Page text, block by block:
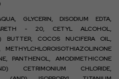
GLYCERIN, DISODIUM EDTA,
- 20, CETYL ALCOHOL,
BUTTER, COCOS NUCIFERA OIL,
PANTHENOL, AMODIMETHICONE
CETRIMONIUM CHLORIDE,